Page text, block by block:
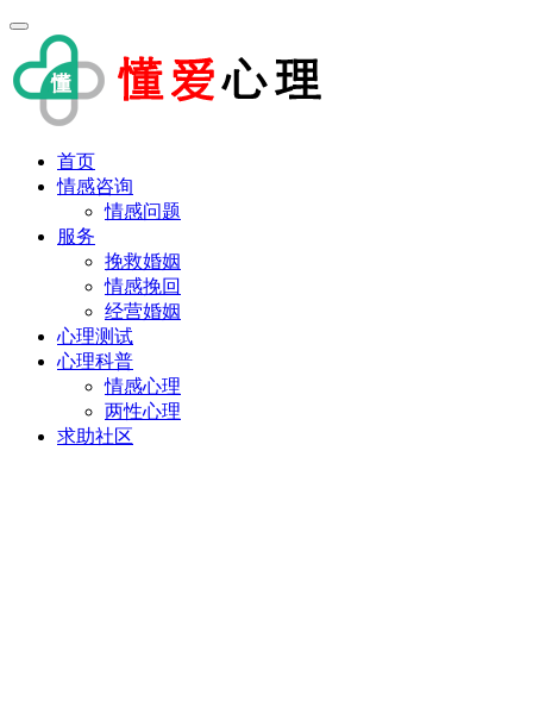
首页
情感咨询
情感问题
服务
挽救婚姻
情感挽回
经营婚姻
心理测试
心理科普
情感心理
两性心理
求助社区